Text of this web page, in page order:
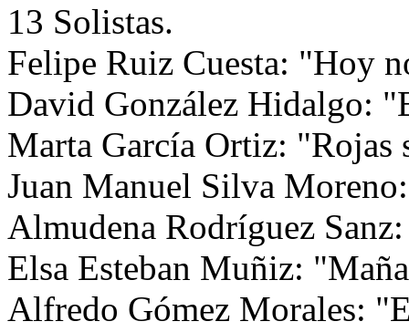
13 Solistas.
Felipe Ruiz Cuesta: "Hoy
David González Hidalgo:
Marta García Ortiz: "Rojas
Juan Manuel Silva
Almudena Rodríguez
Elsa Esteban Muñiz:
Alfredo Gómez Morales: